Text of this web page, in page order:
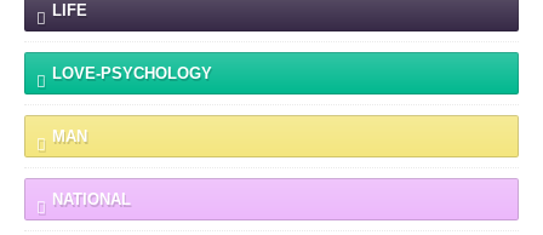
LIFE
LOVE-PSYCHOLOGY
MAN
NATIONAL